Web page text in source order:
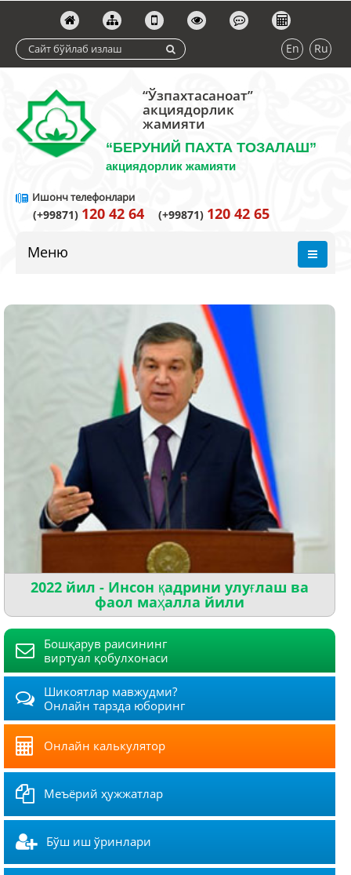
En Ru
“Ўзпахтасаноат”
акциядорлик
жамияти
“БЕРУНИЙ ПАХТА ТОЗАЛАШ”
акциядорлик жамияти
Ишонч телефонлари
(+99871) 120 42 64 (+99871) 120 42 65
Меню
2022 йил - Инсон қадрини улуғлаш ва
фаол маҳалла йили
Бошқарув раисининг
виртуал қобулхонаси
Шикоятлар мавжудми?
Онлайн тарзда юборинг
Онлайн калькулятор
Меъёрий ҳужжатлар
Бўш иш ўринлари